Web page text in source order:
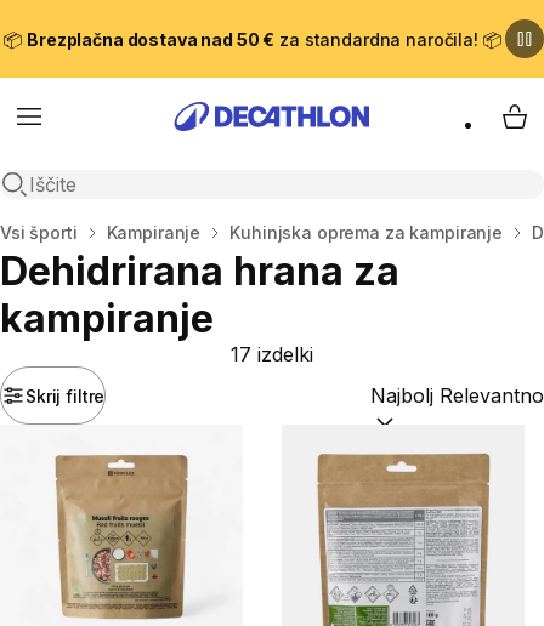
📦 Brezplačna dostava nad 50 € za standardna naročila! 📦
Meni
Odpri iskanje
Domov
Vsi športi Kampiranje Kuhinjska oprema za kampiranje
Dehidrirana hrana za
kampiranje
Skrij filtre
17 izdelki
Razvrsti po: